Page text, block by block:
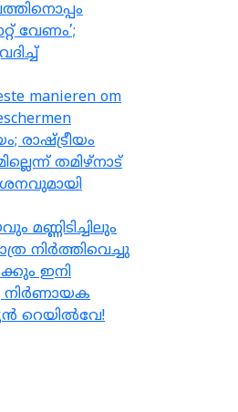
വേണം’;
manieren om
രാഷ്ട്രീയം
തമിഴ്‌നാട്
മണ്ണിടിച്ചിലും
നിർത്തിവെച്ചു
ഇനി
നിർണായക
റെയിൽവേ!